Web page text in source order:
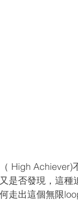
High
是否發現，這
走出這個無限